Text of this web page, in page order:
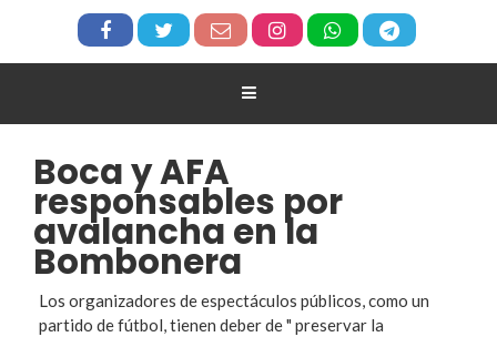
Boca y AFA
responsables por
avalancha en la
Bombonera
Los organizadores de espectáculos públicos, como un
partido de fútbol, tienen deber de " preservar la